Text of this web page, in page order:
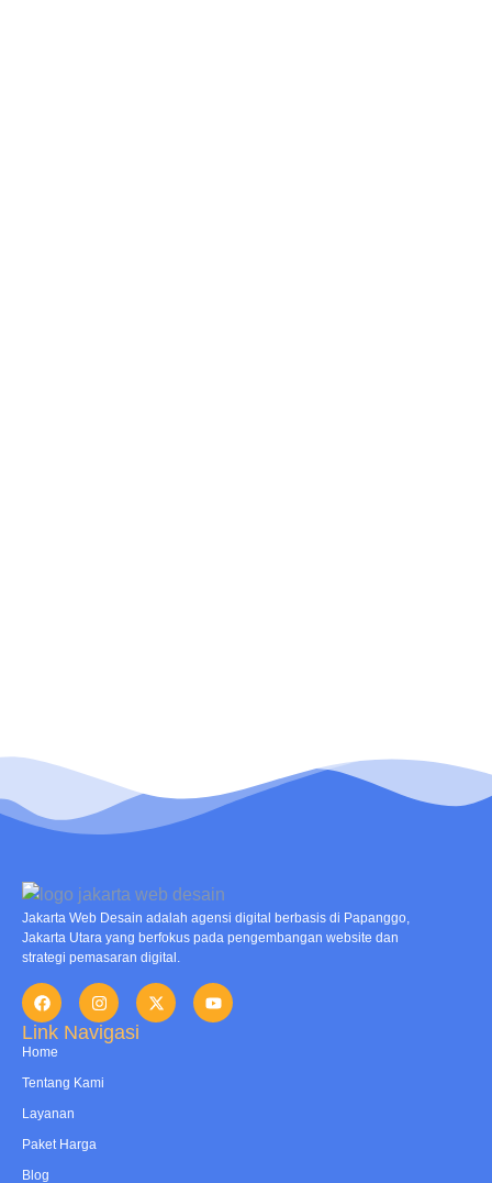
Jakarta Web Desain adalah agensi digital berbasis di Papanggo,
Jakarta Utara yang berfokus pada pengembangan website dan
strategi pemasaran digital.
Link Navigasi
Home
Tentang Kami
Layanan
Paket Harga
Blog